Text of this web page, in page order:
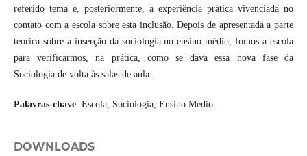
referido tema e, posteriormente, a experiência prática vivenciada no
contato com a escola sobre esta inclusão. Depois de apresentada a parte
teórica sobre a inserção da sociologia no ensino médio, fomos a escola
para verificarmos, na prática, como se dava essa nova fase da
Sociologia de volta às salas de aula.
Palavras-chave: Escola; Sociologia; Ensino Médio.
DOWNLOADS